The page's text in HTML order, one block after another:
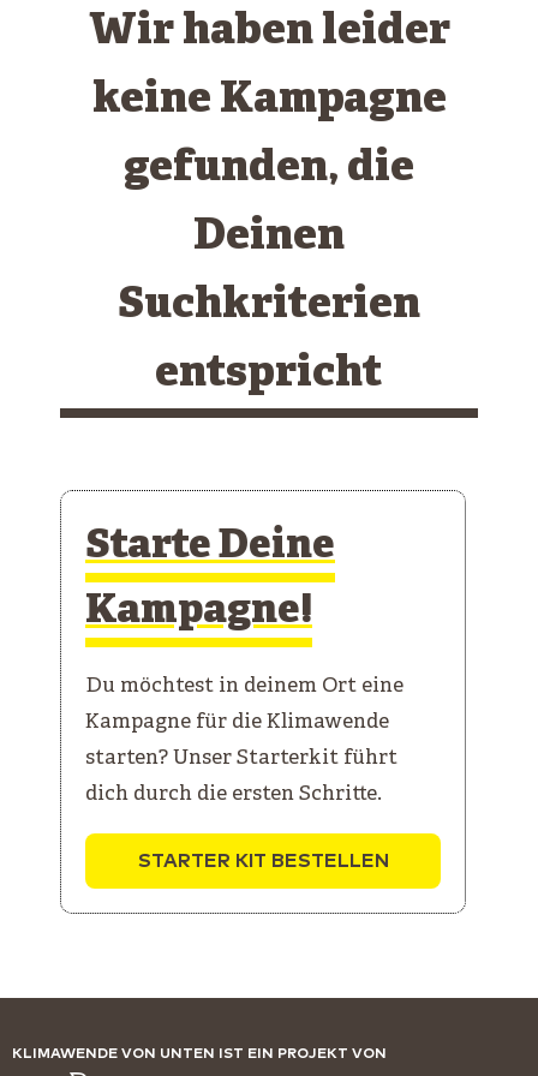
Wir haben leider
keine Kampagne
gefunden, die
Deinen
Suchkriterien
entspricht
Starte Deine
Kampagne!
Du möchtest in deinem Ort eine
Kampagne für die Klimawende
starten? Unser Starterkit führt
dich durch die ersten Schritte.
STARTER KIT BESTELLEN
KLIMAWENDE VON UNTEN IST EIN PROJEKT VON